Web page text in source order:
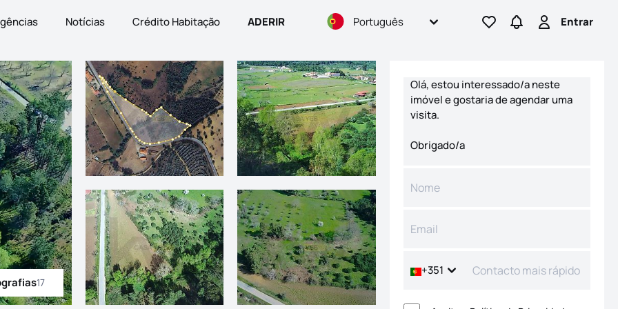
Notícias Crédito Habitação ADERIR Português Ir para os favoritos
Ir para pesquisas
Entrar
Entrar
as fotografias
17
+351